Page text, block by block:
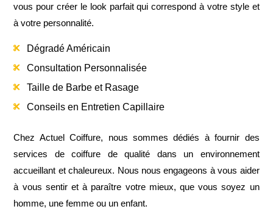
vous pour créer le look parfait qui correspond à votre style et
à votre personnalité.
 Dégradé Américain
 Consultation Personnalisée
 Taille de Barbe et Rasage
 Conseils en Entretien Capillaire
Chez Actuel Coiffure, nous sommes dédiés à fournir des
services de coiffure de qualité dans un environnement
accueillant et chaleureux. Nous nous engageons à vous aider
à vous sentir et à paraître votre mieux, que vous soyez un
homme, une femme ou un enfant.